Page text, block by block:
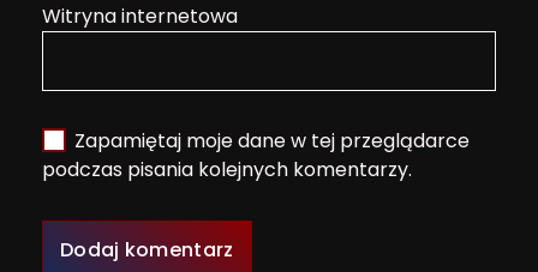
Witryna internetowa
Zapamiętaj moje dane w tej przeglądarce
podczas pisania kolejnych komentarzy.